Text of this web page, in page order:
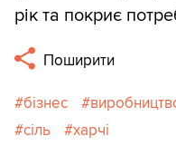
рік та покриє
Поширити
бізнес
сіль
харчі